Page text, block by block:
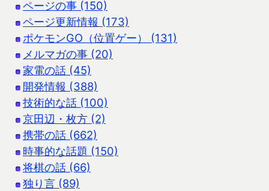
ページの事 (150)
ページ更新情報 (173)
ポケモンGO（位置ゲー） (131)
メルマガの事 (20)
家電の話 (45)
開発情報 (388)
技術的な話 (100)
京田辺・枚方 (2)
携帯の話 (662)
時事的な話題 (150)
将棋の話 (66)
独り言 (89)